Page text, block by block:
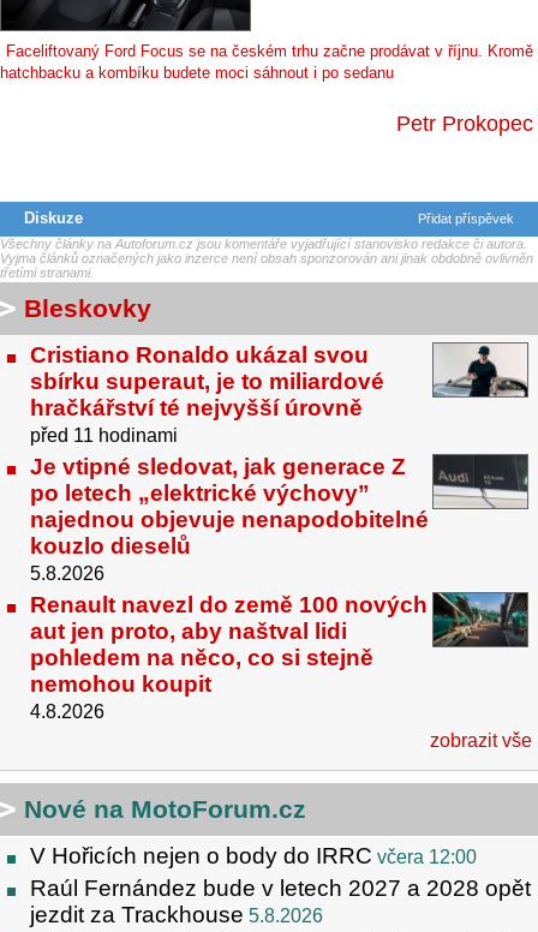
Faceliftovaný Ford Focus se na českém trhu začne prodávat v říjnu. Kromě
hatchbacku a kombíku budete moci sáhnout i po sedanu
Petr Prokopec
Diskuze
Přidat příspěvek
Všechny články na Autoforum.cz jsou komentáře vyjadřující stanovisko redakce či autora.
Vyjma článků označených jako inzerce není obsah sponzorován ani jinak obdobně ovlivněn
třetími stranami.
Bleskovky
Cristiano Ronaldo ukázal svou
sbírku superaut, je to miliardové
hračkářství té nejvyšší úrovně
před 11 hodinami
Je vtipné sledovat, jak generace Z
po letech „elektrické výchovy”
najednou objevuje nenapodobitelné
kouzlo dieselů
5.8.2026
Renault navezl do země 100 nových
aut jen proto, aby naštval lidi
pohledem na něco, co si stejně
nemohou koupit
4.8.2026
zobrazit vše
Nové na MotoForum.cz
V Hořicích nejen o body do IRRC včera 12:00
Raúl Fernández bude v letech 2027 a 2028 opět
jezdit za Trackhouse 5.8.2026